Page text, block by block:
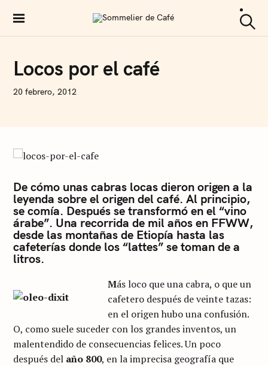
i
Sommelier de Café
S
C
F
E
Locos por el café
N
S
A
U
S
I
20 febrero, 2012
De cómo unas cabras locas dieron origen a la
leyenda sobre el origen del café. Al principio,
se comía. Después se transformó en el “vino
árabe”. Una recorrida de mil años en FFWW,
desde las montañas de Etiopía hasta las
cafeterías donde los “lattes” se toman de a
litros.
Más loco que una cabra, o que un
cafetero después de veinte tazas:
en el origen hubo una confusión.
O, como suele suceder con los grandes inventos, un
malentendido de consecuencias felices. Un poco
después del año 800, en la imprecisa geografía que